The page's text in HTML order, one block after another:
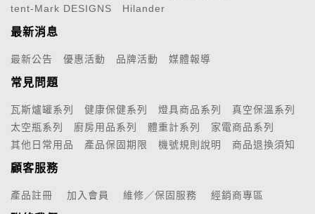
tent-Mark DESIGNS
Hilander
最新消息
最新公告 優惠活動 品牌活動 媒體報導
常見問題
瓦斯爐罐系列 健康保健系列 燈具商品系列
真空保溫系列
太空瓶系列
廚房用品系列 體重計系列
家電商品系列
其他日常用品
產品保固期限 機號規則說明 商品退換須知
顧客服務
產品註冊 加入會員 維修／保固服務 經銷商專區